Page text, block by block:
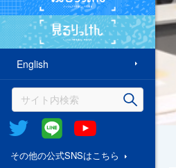
English
Twitter @Line
その他の公式SNSはこちら